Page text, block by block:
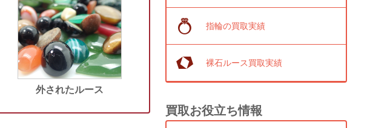
外されたルース
指輪の買取実績
裸石ルース買取実績
買取お役立ち情報